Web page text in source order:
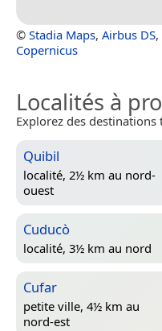
© Stadia Maps, Airbus DS,
Copernicus
Localités à
Explorez des
Quibil
localité, 2½ km au nord-
ouest
Cuducò
localité, 3½ km au nord
Cufar
petite ville, 4½ km au
nord-est